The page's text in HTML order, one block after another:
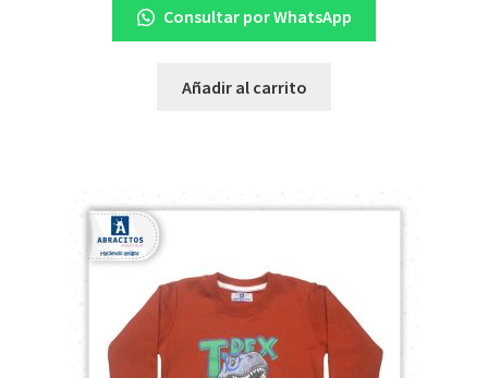
Consultar por WhatsApp
Añadir al carrito